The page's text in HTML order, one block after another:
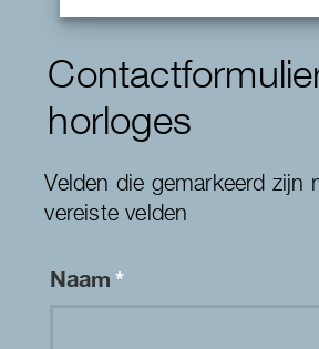
horloges
Velden die gemarkeerd zijn
vereiste velden
Naam*